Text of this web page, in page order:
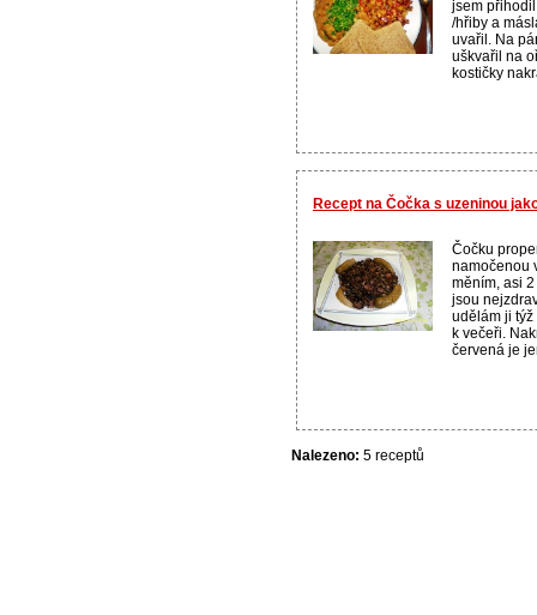
jsem
/hřiby a
uvařil. Na
uškvařil na
kostičky
Recept na Čočka s uzeninou
Čočku
namočenou
měním, asi
jsou
udělám ji
k večeři.
červená je
Nalezeno: 5 receptů